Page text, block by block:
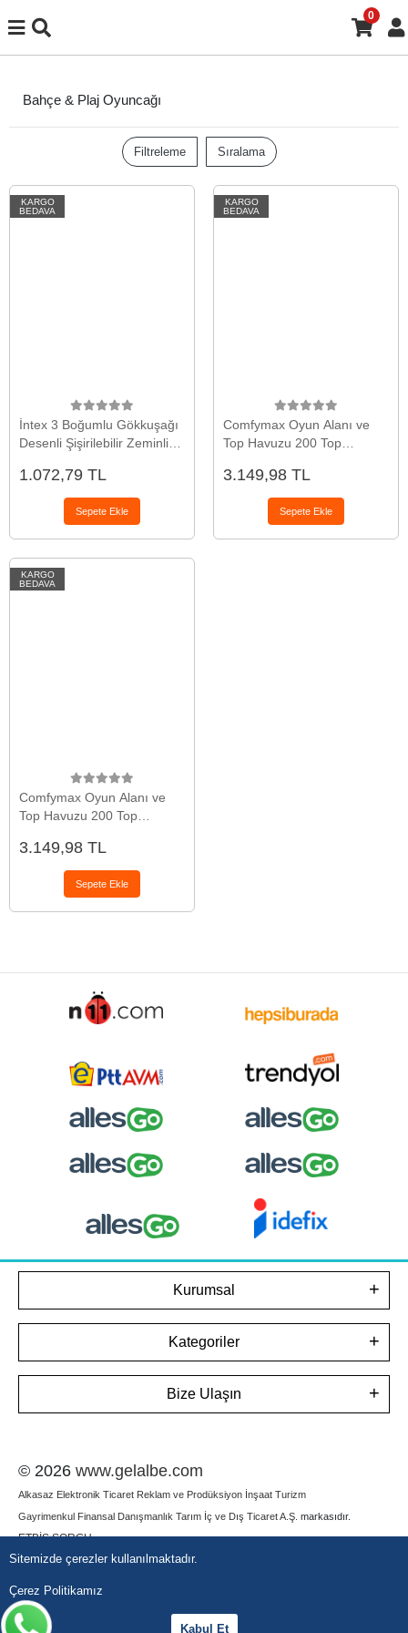
0
Bahçe & Plaj Oyuncağı
Filtreleme Sıralama
KARGO
BEDAVA
İntex 3 Boğumlu Gökkuşağı
Desenli Şişirilebilir Zeminli
1.072,79 TL
Sepete Ekle
KARGO
BEDAVA
Comfymax Oyun Alanı ve
Top Havuzu 200 Top
3.149,98 TL
Sepete Ekle
KARGO
BEDAVA
Comfymax Oyun Alanı ve
Top Havuzu 200 Top
3.149,98 TL
Sepete Ekle
Kurumsal
Kategoriler
Bize Ulaşın
© 2026 www.gelalbe.com
Alkasaz Elektronik Ticaret Reklam ve Prodüksiyon İnşaat Turizm
Gayrimenkul Finansal Danışmanlık Tarım İç ve Dış Ticaret A.Ş. markasıdır.
ETBİS SORGU
Sitemizde çerezler kullanılmaktadır.
Çerez Politikamız
Kabul Et